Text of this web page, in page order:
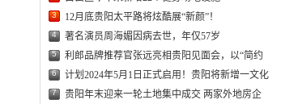
3 12月底贵阳太平路将炫酷展“新颜”！
4 著名演员周海媚因病去世，年仅57岁
5 利郎品牌推荐官张远亮相贵阳见面会，以“简约
6 计划2024年5月1日正式启用！贵阳将新增一文化
7 贵阳年末迎来一轮土地集中成交 两家外地房企